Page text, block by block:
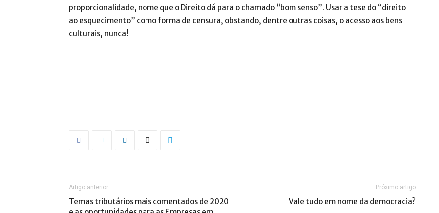
proporcionalidade, nome que o Direito dá para o chamado “bom senso”. Usar a tese do “direito
ao esquecimento” como forma de censura, obstando, dentre outras coisas, o acesso aos bens
culturais, nunca!
Artigo anterior
Temas tributários mais comentados de 2020
Próximo artigo
Vale tudo em nome da democracia?